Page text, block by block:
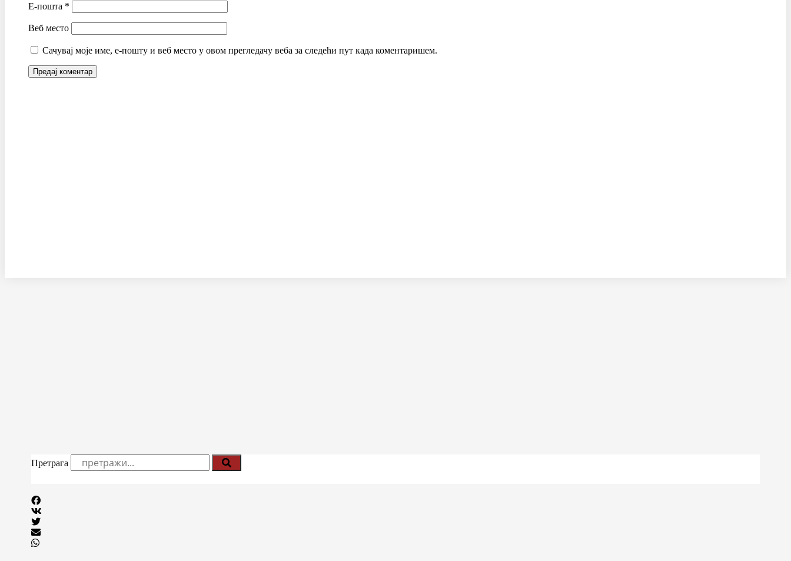
Е-пошта *
Веб место
Сачувај моје име, е-пошту и веб место у овом прегледачу веба за следећи пут када коментаришем.
Претрага